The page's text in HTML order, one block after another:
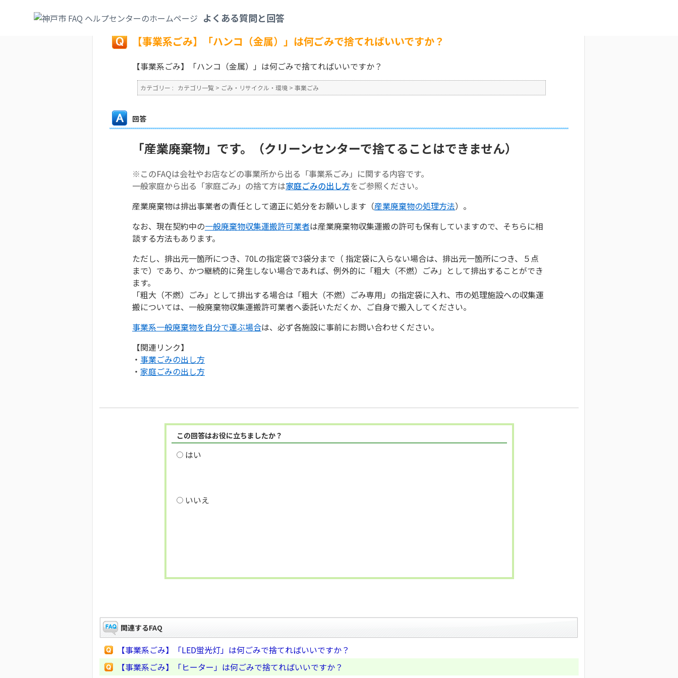
よくある質問と回答
戻る
【事業系ごみ】「ハンコ（金属）」は何ごみで捨てればいいですか？
【事業系ごみ】「ハンコ（金属）」は何ごみで捨てればいいですか？
カテゴリー : カテゴリ一覧 > ごみ・リサイクル・環境 > 事業ごみ
回答
「産業廃棄物」です。（クリーンセンターで捨てることはできません）
※このFAQは会社やお店などの事業所から出る「事業系ごみ」に関する内容です。
一般家庭から出る「家庭ごみ」の捨て方は家庭ごみの出し方をご参照ください。
産業廃棄物は排出事業者の責任として適正に処分をお願いします（産業廃棄物の処理方法）。
なお、現在契約中の一般廃棄物収集運搬許可業者は産業廃棄物収集運搬の許可も保有していますので、そちらに相
談する方法もあります。
ただし、排出元一箇所につき、70Lの指定袋で3袋分まで（ 指定袋に入らない場合は、排出元一箇所につき、５点
まで）であり、かつ継続的に発生しない場合であれば、例外的に「粗大（不燃）ごみ」として排出することができ
ます。
「粗大（不燃）ごみ」として排出する場合は「粗大（不燃）ごみ専用」の指定袋に入れ、市の処理施設への収集運
搬については、一般廃棄物収集運搬許可業者へ委託いただくか、ご自身で搬入してください。
事業系一般廃棄物を自分で運ぶ場合は、必ず各施設に事前にお問い合わせください。
【関連リンク】
・ 事業ごみの出し方
・ 家庭ごみの出し方
この回答はお役に立ちましたか？
はい
いいえ
関連するFAQ
【事業系ごみ】「LED蛍光灯」は何ごみで捨てればいいですか？
【事業系ごみ】「ヒーター」は何ごみで捨てればいいですか？